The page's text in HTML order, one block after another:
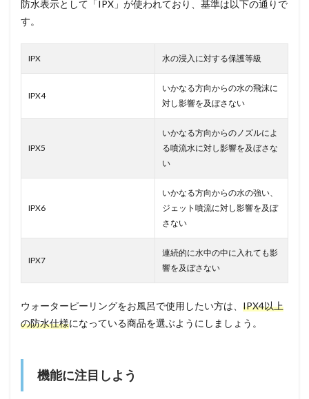
防水表示として「IPX」が使われており、基準は以下の通りで
す。
IPX 水の浸入に対する保護等級
IPX4
いかなる方向からの水の飛沫に
対し影響を及ぼさない
IPX5
いかなる方向からのノズルによ
る噴流水に対し影響を及ぼさな
い
IPX6
いかなる方向からの水の強い、
ジェット噴流に対し影響を及ぼ
さない
IPX7
連続的に水中の中に入れても影
響を及ぼさない
ウォーターピーリングをお風呂で使用したい方は、 IPX4以上
の防水仕様になっている商品を選ぶようにしましょう。
機能に注目しよう